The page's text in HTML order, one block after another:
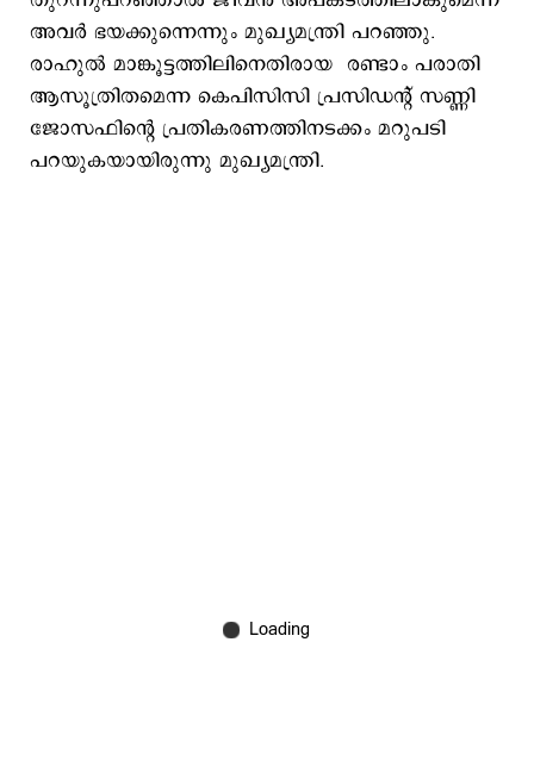
അവര്‍ ഭയക്കുന്നെന്നും മുഖ്യമന്ത്രി പറഞ്ഞു.
രാഹുല്‍ മാങ്കൂട്ടത്തിലിനെതിരായ രണ്ടാം പരാതി
ആസൂത്രിതമെന്ന കെപിസിസി പ്രസിഡന്റ് സണ്ണി
ജോസഫിന്‍റെ പ്രതികരണത്തിനടക്കം മറുപടി
പറയുകയായിരുന്നു മുഖ്യമന്ത്രി.